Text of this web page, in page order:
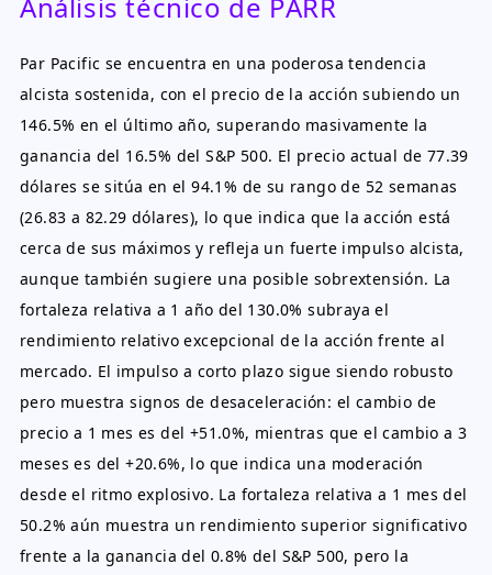
Par Pacific se encuentra en una poderosa tendencia
alcista sostenida, con el precio de la acción subiendo un
146.5% en el último año, superando masivamente la
ganancia del 16.5% del S&P 500. El precio actual de 77.39
dólares se sitúa en el 94.1% de su rango de 52 semanas
(26.83 a 82.29 dólares), lo que indica que la acción está
cerca de sus máximos y refleja un fuerte impulso alcista,
aunque también sugiere una posible sobrextensión. La
fortaleza relativa a 1 año del 130.0% subraya el
rendimiento relativo excepcional de la acción frente al
mercado. El impulso a corto plazo sigue siendo robusto
pero muestra signos de desaceleración: el cambio de
precio a 1 mes es del +51.0%, mientras que el cambio a 3
meses es del +20.6%, lo que indica una moderación
desde el ritmo explosivo. La fortaleza relativa a 1 mes del
50.2% aún muestra un rendimiento superior significativo
frente a la ganancia del 0.8% del S&P 500, pero la